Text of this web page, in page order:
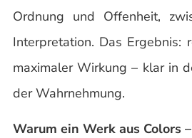
Ordnung und Offenheit,
Interpretation. Das Ergebnis:
maximaler Wirkung – klar in
der Wahrnehmung.
Warum ein Werk aus Colors